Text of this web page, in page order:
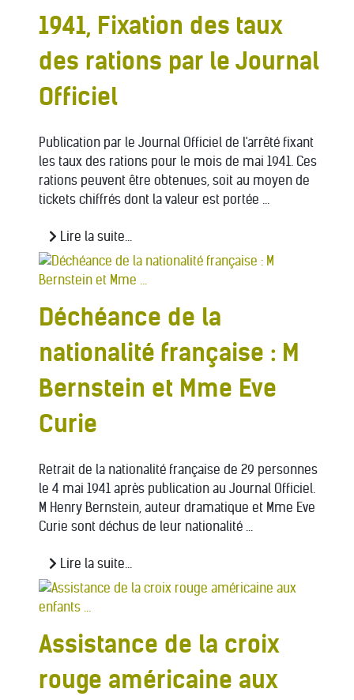
1941, Fixation des taux
des rations par le Journal
Officiel
Publication par le Journal Officiel de l'arrêté fixant
les taux des rations pour le mois de mai 1941. Ces
rations peuvent être obtenues, soit au moyen de
tickets chiffrés dont la valeur est portée ...
Lire la suite...
Déchéance de la
nationalité française : M
Bernstein et Mme Eve
Curie
Retrait de la nationalité française de 29 personnes
le 4 mai 1941 après publication au Journal Officiel.
M Henry Bernstein, auteur dramatique et Mme Eve
Curie sont déchus de leur nationalité ...
Lire la suite...
Assistance de la croix
rouge américaine aux